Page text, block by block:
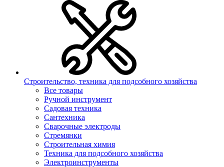
Строительство, техника для подсобного хозяйства
Все товары
Ручной инструмент
Садовая техника
Сантехника
Сварочные электроды
Стремянки
Строительная химия
Техника для подсобного хозяйства
Электроинструменты